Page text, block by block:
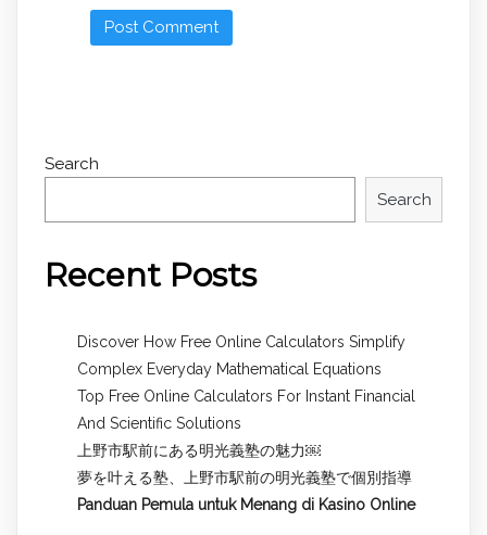
Search
Search
Recent Posts
Discover How Free Online Calculators Simplify
Complex Everyday Mathematical Equations
Top Free Online Calculators For Instant Financial
And Scientific Solutions
上野市駅前にある明光義塾の魅力￼
夢を叶える塾、上野市駅前の明光義塾で個別指導
Panduan Pemula untuk Menang di Kasino Online